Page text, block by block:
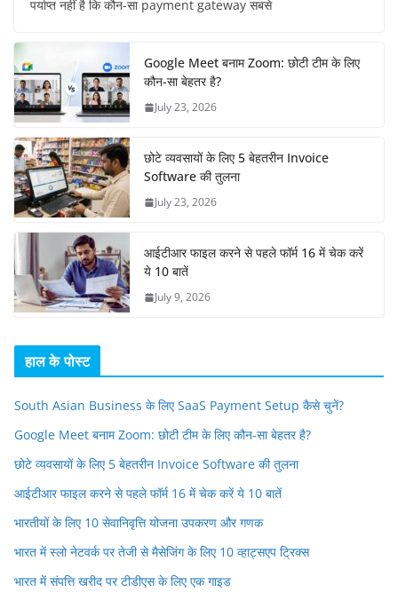
पर्याप्त नहीं है कि कौन-सा payment gateway सबसे
Google Meet बनाम Zoom: छोटी टीम के लिए
कौन-सा बेहतर है?
July 23, 2026
छोटे व्यवसायों के लिए 5 बेहतरीन Invoice
Software की तुलना
July 23, 2026
आईटीआर फाइल करने से पहले फॉर्म 16 में चेक करें
ये 10 बातें
July 9, 2026
हाल के पोस्ट
South Asian Business के लिए SaaS Payment Setup कैसे चुनें?
Google Meet बनाम Zoom: छोटी टीम के लिए कौन-सा बेहतर है?
छोटे व्यवसायों के लिए 5 बेहतरीन Invoice Software की तुलना
आईटीआर फाइल करने से पहले फॉर्म 16 में चेक करें ये 10 बातें
भारतीयों के लिए 10 सेवानिवृत्ति योजना उपकरण और गणक
भारत में स्लो नेटवर्क पर तेजी से मैसेजिंग के लिए 10 व्हाट्सएप ट्रिक्स
भारत में संपत्ति खरीद पर टीडीएस के लिए एक गाइड